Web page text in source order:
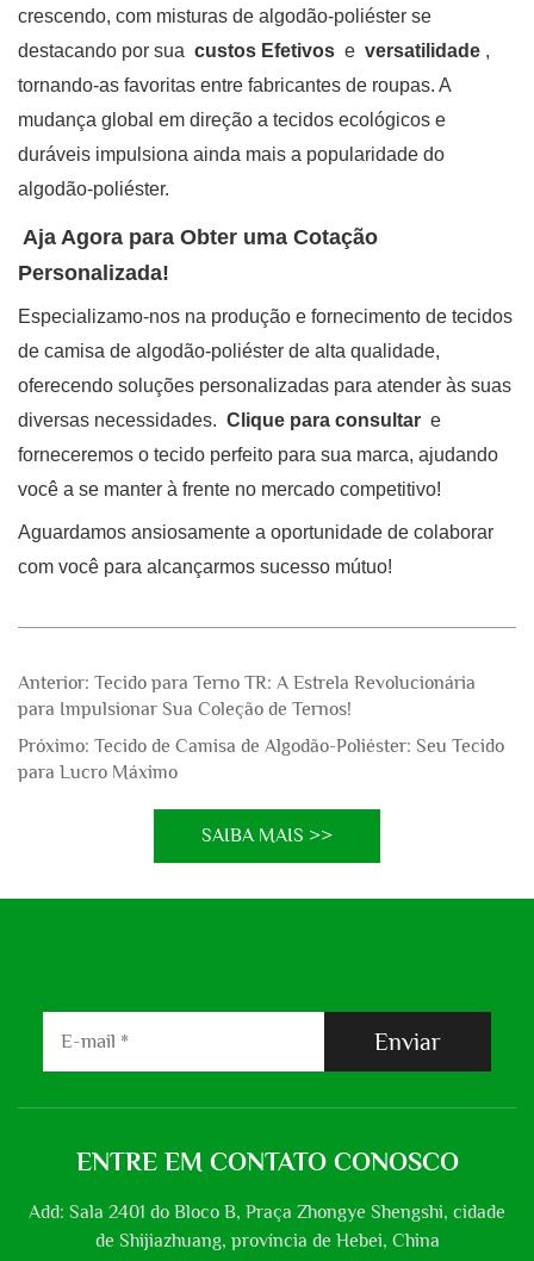
crescendo, com misturas de algodão-poliéster se
destacando por sua ‌ custos Efetivos ‌ e ‌ versatilidade ‌,
tornando-as favoritas entre fabricantes de roupas. A
mudança global em direção a tecidos ecológicos e
duráveis impulsiona ainda mais a popularidade do
algodão-poliéster.
Aja Agora para Obter uma Cotação
Personalizada!
Especializamo-nos na produção e fornecimento de tecidos
de camisa de algodão-poliéster de alta qualidade,
oferecendo soluções personalizadas para atender às suas
diversas necessidades. ‌ Clique para consultar ‌ e
forneceremos o tecido perfeito para sua marca, ajudando
você a se manter à frente no mercado competitivo!
Aguardamos ansiosamente a oportunidade de colaborar
com você para alcançarmos sucesso mútuo!
Anterior: Tecido para Terno TR: A Estrela Revolucionária
para Impulsionar Sua Coleção de Ternos!
Próximo: Tecido de Camisa de Algodão-Poliéster: Seu Tecido
para Lucro Máximo
SAIBA MAIS >>
Enviar
ENTRE EM CONTATO CONOSCO
Add: Sala 2401 do Bloco B, Praça Zhongye Shengshi, cidade
de Shijiazhuang, província de Hebei, China